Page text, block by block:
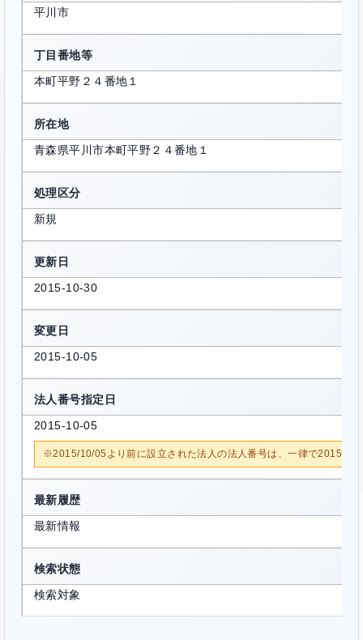
平川市
丁目番地等
本町平野２４番地１
所在地
青森県平川市本町平野２４番地１
処理区分
新規
更新日
2015-10-30
変更日
2015-10-05
法人番号指定日
2015-10-05
※2015/10/05より前に設立された法人の法人番号は、一律で2015/10/
最新履歴
最新情報
検索状態
検索対象